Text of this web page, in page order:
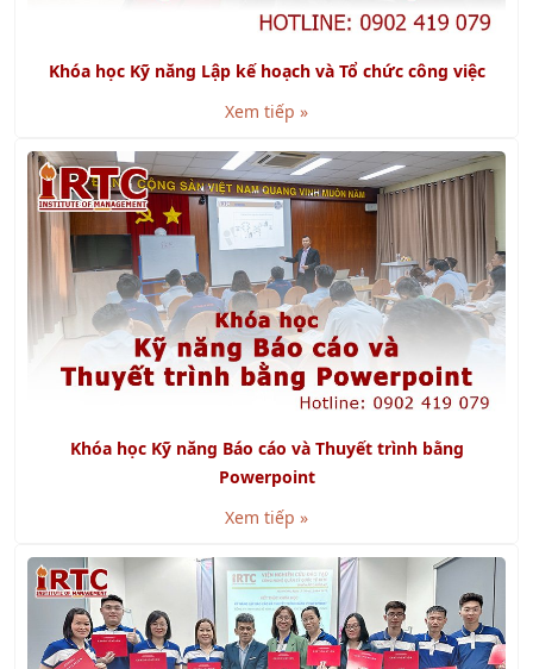
Khóa học Kỹ năng Lập kế hoạch và Tổ chức công việc
Xem tiếp »
Khóa học Kỹ năng Báo cáo và Thuyết trình bằng
Powerpoint
Xem tiếp »